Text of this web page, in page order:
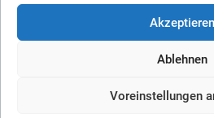
Akzeptieren
Ablehnen
Voreinstellungen